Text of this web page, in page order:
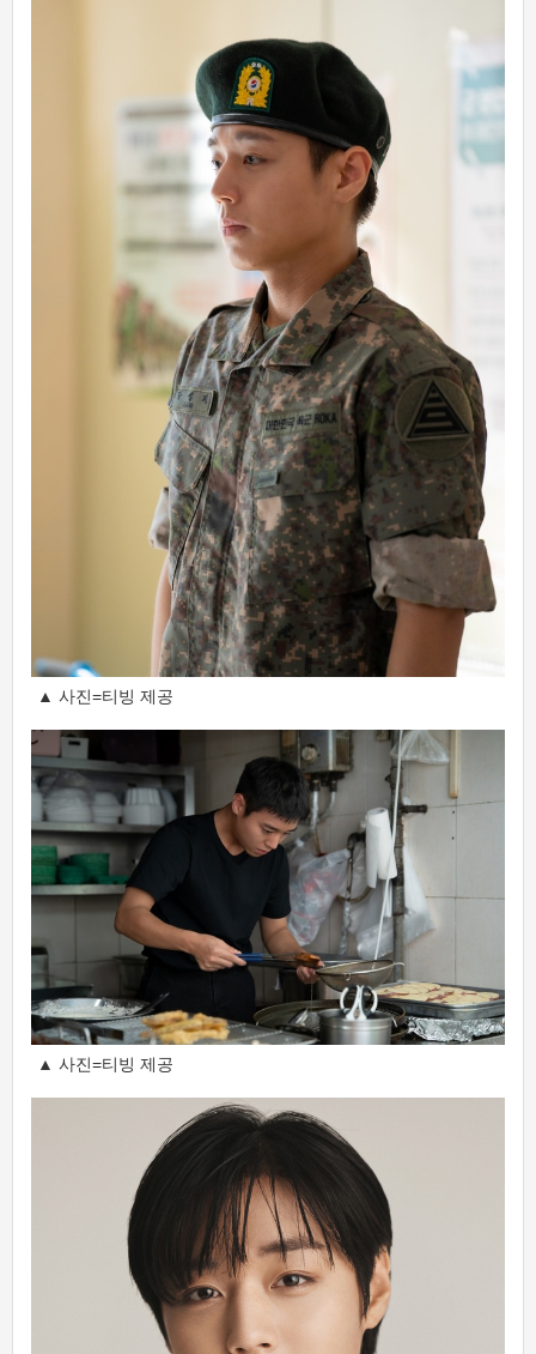
▲ 사진=티빙 제공
▲ 사진=티빙 제공